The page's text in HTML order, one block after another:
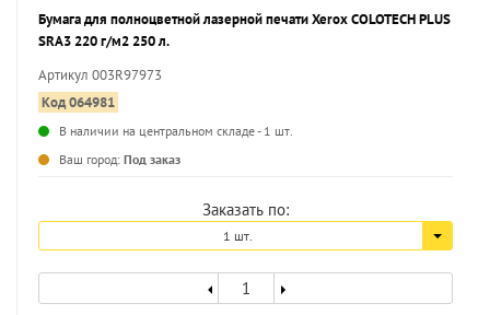
Бумага для полноцветной лазерной печати Xerox COLOTECH PLUS
SRA3 220 г/м2 250 л.
Артикул 003R97973
Код 064981
В наличии на центральном складе - 1 шт.
Ваш город: Под заказ
Заказать по:
1 шт.